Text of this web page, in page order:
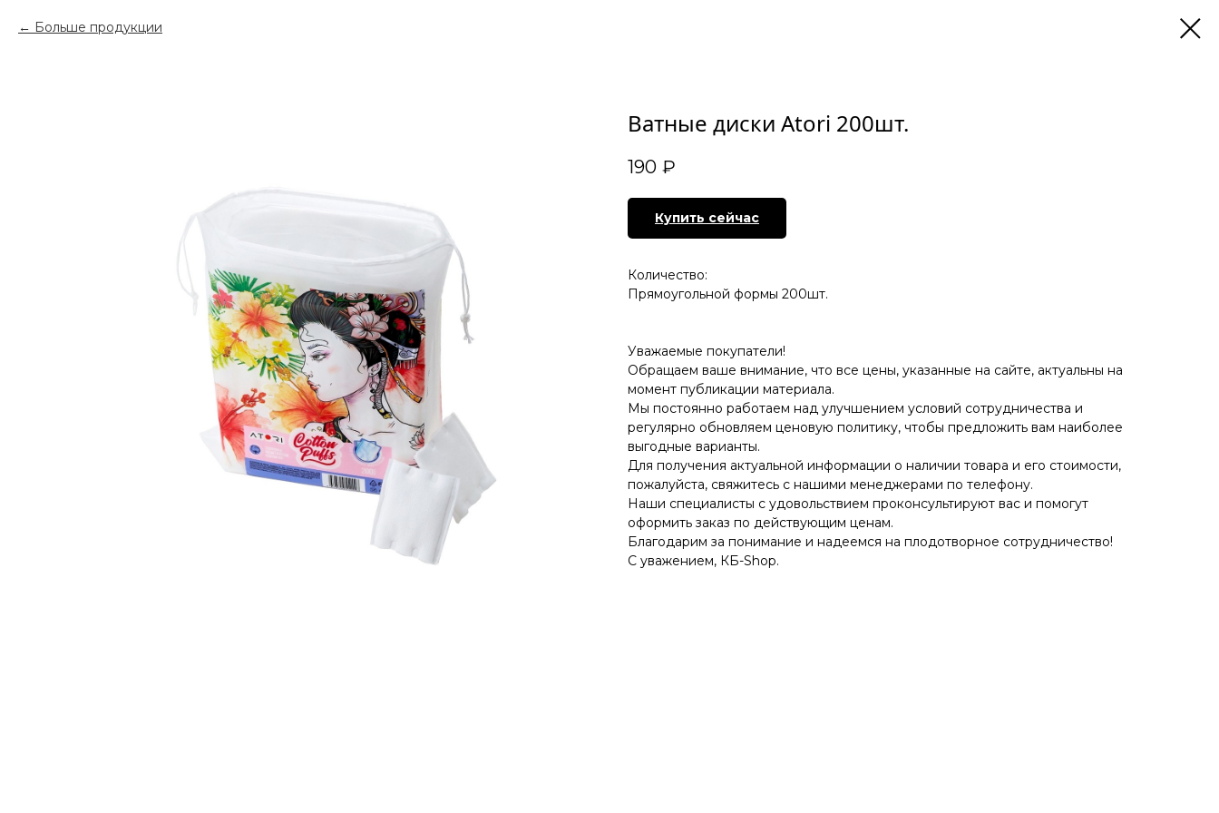
Больше продукции
Ватные диски Atori 200шт.
190 ₽
Купить сейчас
Количество:
Прямоугольной формы 200шт.
Уважаемые покупатели!
Обращаем ваше внимание, что все цены, указанные на сайте, актуальны на
момент публикации материала.
Мы постоянно работаем над улучшением условий сотрудничества и
регулярно обновляем ценовую политику, чтобы предложить вам наиболее
выгодные варианты.
Для получения актуальной информации о наличии товара и его стоимости,
пожалуйста, свяжитесь с нашими менеджерами по телефону.
Наши специалисты с удовольствием проконсультируют вас и помогут
оформить заказ по действующим ценам.
Благодарим за понимание и надеемся на плодотворное сотрудничество!
С уважением, КБ-Shop.